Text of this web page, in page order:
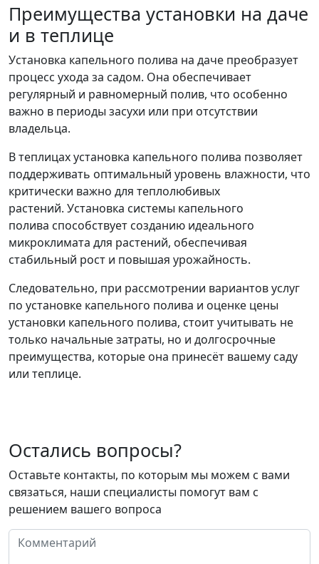
Преимущества установки на даче
и в теплице
Установка капельного полива на даче преобразует
процесс ухода за садом. Она обеспечивает
регулярный и равномерный полив, что особенно
важно в периоды засухи или при отсутствии
владельца.
В теплицах установка капельного полива позволяет
поддерживать оптимальный уровень влажности, что
критически важно для теплолюбивых
растений. Установка системы капельного
полива способствует созданию идеального
микроклимата для растений, обеспечивая
стабильный рост и повышая урожайность.
Следовательно, при рассмотрении вариантов услуг
по установке капельного полива и оценке цены
установки капельного полива, стоит учитывать не
только начальные затраты, но и долгосрочные
преимущества, которые она принесёт вашему саду
или теплице.
Остались вопросы?
Оставьте контакты, по которым мы можем с вами
связаться, наши специалисты помогут вам с
решением вашего вопроса